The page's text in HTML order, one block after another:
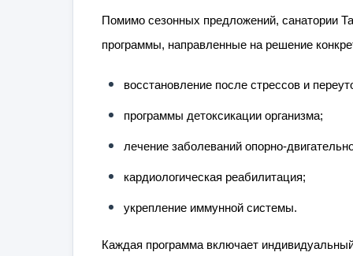
Помимо сезонных предложений, санатории
программы, направленные на решение
восстановление после стрессов и
программы детоксикации организма;
лечение заболеваний опорно-
кардиологическая реабилитация;
укрепление иммунной системы.
Каждая программа включает